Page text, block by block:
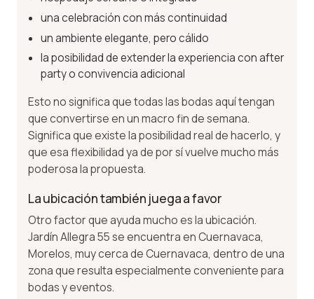
una celebración con más continuidad
un ambiente elegante, pero cálido
la posibilidad de extender la experiencia con after
party o convivencia adicional
Esto no significa que todas las bodas aquí tengan
que convertirse en un macro fin de semana.
Significa que existe la posibilidad real de hacerlo, y
que esa flexibilidad ya de por sí vuelve mucho más
poderosa la propuesta.
La ubicación también juega a favor
Otro factor que ayuda mucho es la ubicación.
Jardín Allegra 55 se encuentra en Cuernavaca,
Morelos, muy cerca de Cuernavaca, dentro de una
zona que resulta especialmente conveniente para
bodas y eventos.